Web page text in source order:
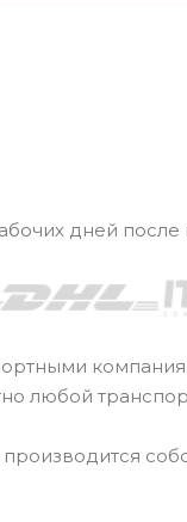
дней
любой